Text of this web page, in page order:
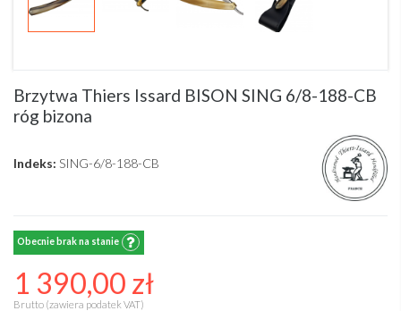
Brzytwa Thiers Issard BISON SING 6/8-188-CB
róg bizona
Indeks: SING-6/8-188-CB
Obecnie brak na stanie
1 390,00 zł
Brutto (zawiera podatek VAT)